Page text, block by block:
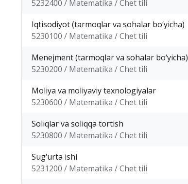
5232400 / Matematika / Chet tili
Iqtisodiyot (tarmoqlar va sohalar bo‘yicha)
5230100 / Matematika / Chet tili
Menejment (tarmoqlar va sohalar bo‘yicha)
5230200 / Matematika / Chet tili
Moliya va moliyaviy texnologiyalar
5230600 / Matematika / Chet tili
Soliqlar va soliqqa tortish
5230800 / Matematika / Chet tili
Sug‘urta ishi
5231200 / Matematika / Chet tili